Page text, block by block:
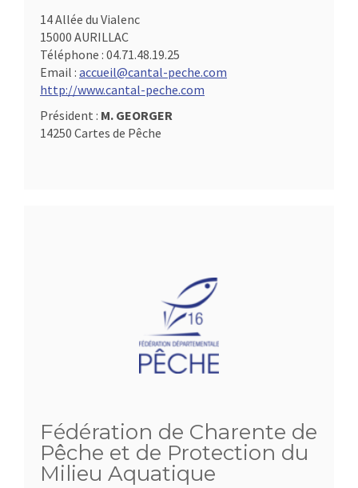
14 Allée du Vialenc
15000 AURILLAC
Téléphone : 04.71.48.19.25
Email : accueil@cantal-peche.com
http://www.cantal-peche.com
Président : M. GEORGER
14250 Cartes de Pêche
Fédération de Charente de
Pêche et de Protection du
Milieu Aquatique